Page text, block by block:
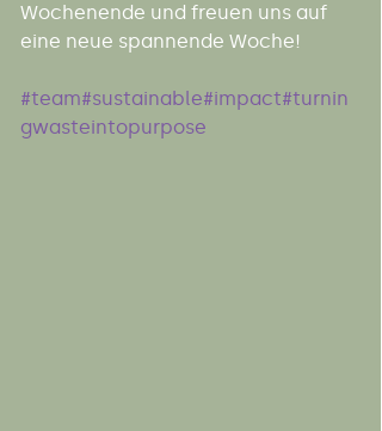
Wochenende und freuen uns auf
eine neue spannende Woche!
#team#sustainable#impact#turnin
gwasteintopurpose